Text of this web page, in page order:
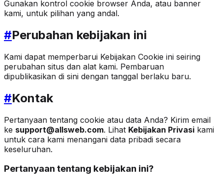
Gunakan kontrol cookie browser Anda, atau banner
kami, untuk pilihan yang andal.
#Perubahan kebijakan ini
Kami dapat memperbarui Kebijakan Cookie ini seiring
perubahan situs dan alat kami. Pembaruan
dipublikasikan di sini dengan tanggal berlaku baru.
#Kontak
Pertanyaan tentang cookie atau data Anda? Kirim email
ke support@allsweb.com. Lihat Kebijakan Privasi kami
untuk cara kami menangani data pribadi secara
keseluruhan.
Pertanyaan tentang kebijakan ini?